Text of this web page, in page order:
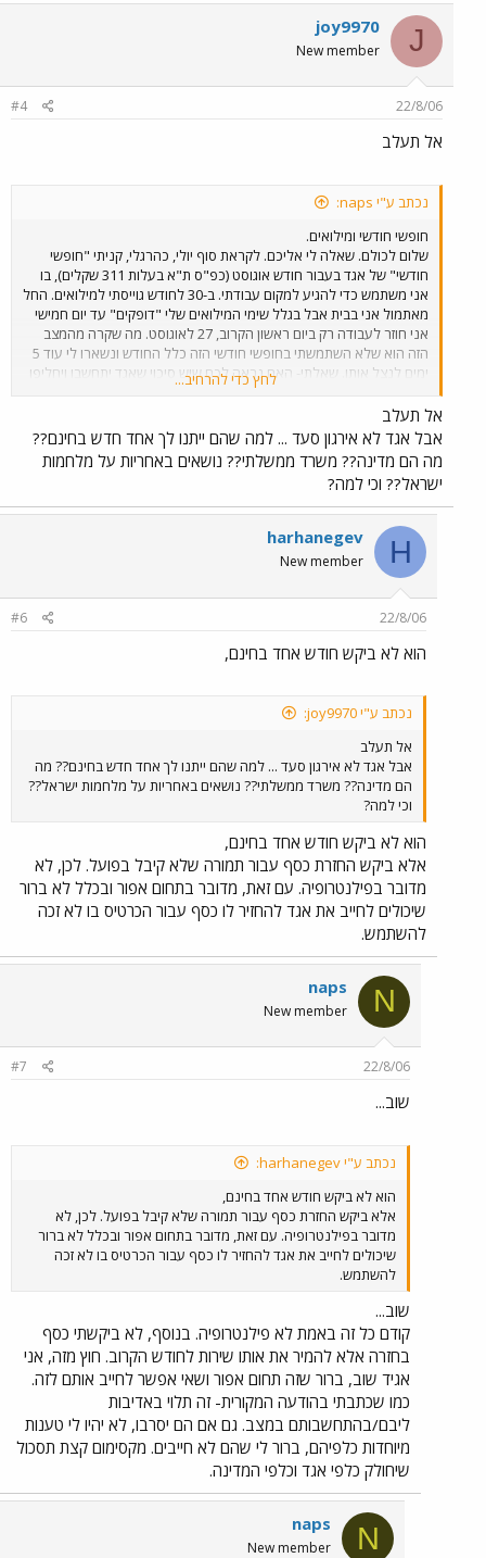
J
joy9970
New member
22/8/06
#4
אל תעלב
נכתב ע"י naps:
חופשי חודשי ומילואים.
שלום לכולם. שאלה לי אליכם. לקראת סוף יולי, כהרגלי, קניתי "חופשי
חודשי" של אגד בעבור חודש אוגוסט (כפ"ס ת"א בעלות 311 שקלים), בו
אני משתמש כדי להגיע למקום עבודתי. ב-30 לחודש גוייסתי למילואים. החל
מאתמול אני בבית אבל בגלל שימי המילואים שלי "דופקים" עד יום חמישי
אני חוזר לעבודה רק ביום ראשון הקרוב, 27 לאוגוסט. מה שקרה מהמצב
הזה הוא שלא השתמשתי בחופשי חודשי הזה כלל החודש ונשארו לי עוד 5
ימים לנצל אותו. שאלתי- האם נראה לכם שיש סיכוי שאגד יתחשבו ויחליפו
לי את החופשי חודשי לזה של ספטמבר? את של אוגוסט אני אחזיר ובשבוע
הבא אסע עם כרטיסיות. במידה וכן, למי לפנות? עם מי לדבר? אני רק
אציין- ברור לי שהם ממש לא מחוייבים לזה, אבל בהתחשב בנסיבות... תודה
מראש לכל התגובות.
לחץ כדי להרחיב...
אל תעלב
אבל אגד לא אירגון סעד ... למה שהם ייתנו לך אחד חדש בחינם??
מה הם מדינה?? משרד ממשלתי?? נושאים באחריות על מלחמות
ישראל?? וכי למה?
H
harhanegev
New member
22/8/06
#6
הוא לא ביקש חודש אחד בחינם,
נכתב ע"י joy9970:
אל תעלב
אבל אגד לא אירגון סעד ... למה שהם ייתנו לך אחד חדש בחינם?? מה
הם מדינה?? משרד ממשלתי?? נושאים באחריות על מלחמות ישראל??
וכי למה?
הוא לא ביקש חודש אחד בחינם,
אלא ביקש החזרת כסף עבור תמורה שלא קיבל בפועל. לכן, לא
מדובר בפילנטרופיה. עם זאת, מדובר בתחום אפור ובכלל לא ברור
שיכולים לחייב את אגד להחזיר לו כסף עבור הכרטיס בו לא זכה
להשתמש.
N
naps
New member
22/8/06
#7
שוב...
נכתב ע"י harhanegev:
הוא לא ביקש חודש אחד בחינם,
אלא ביקש החזרת כסף עבור תמורה שלא קיבל בפועל. לכן, לא
מדובר בפילנטרופיה. עם זאת, מדובר בתחום אפור ובכלל לא ברור
שיכולים לחייב את אגד להחזיר לו כסף עבור הכרטיס בו לא זכה
להשתמש.
שוב...
קודם כל זה באמת לא פילנטרופיה. בנוסף, לא ביקשתי כסף
בחזרה אלא להמיר את אותו שירות לחודש הקרוב. חוץ מזה, אני
אגיד שוב, ברור שזה תחום אפור ושאי אפשר לחייב אותם לזה.
כמו שכתבתי בהודעה המקורית- זה תלוי באדיבות
ליבם/בהתחשבותם במצב. גם אם הם יסרבו, לא יהיו לי טענות
מיוחדות כלפיהם, ברור לי שהם לא חייבים. מקסימום קצת תסכול
שיחולק כלפי אגד וכלפי המדינה.
N
naps
New member